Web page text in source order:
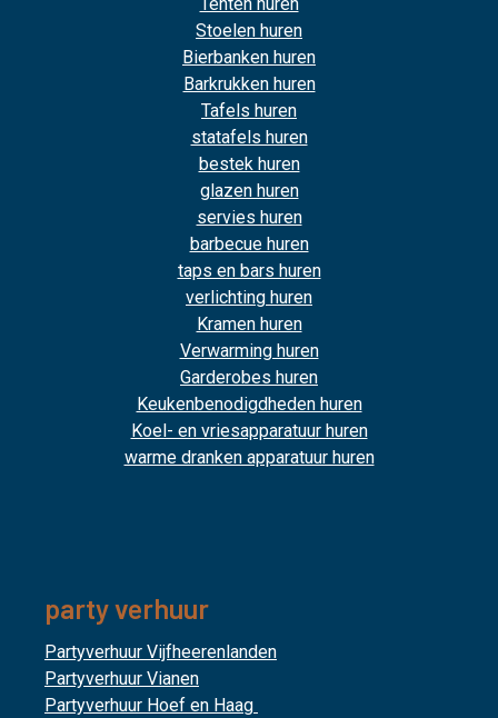
Tenten huren
Stoelen huren
Bierbanken huren
Barkrukken huren
Tafels huren
statafels huren
bestek huren
glazen huren
servies huren
barbecue huren
taps en bars huren
verlichting huren
Kramen huren
Verwarming huren
Garderobes huren
Keukenbenodigdheden huren
Koel- en vriesapparatuur huren
warme dranken apparatuur huren
party verhuur
Partyverhuur Vijfheerenlanden
Partyverhuur Vianen
Partyverhuur Hoef en Haag